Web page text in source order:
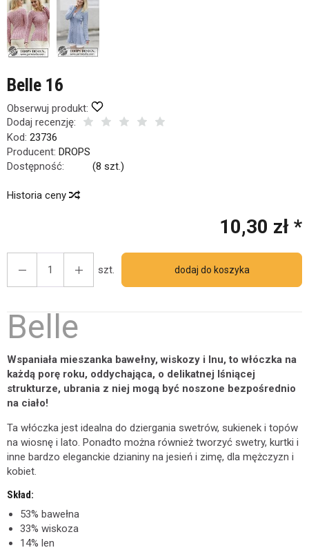
Belle 16
Obserwuj produkt:
Dodaj recenzję:
Kod: 23736
Producent: DROPS
Dostępność:
(8 szt.)
Historia ceny
10,30 zł *
szt. dodaj do koszyka
Belle
Wspaniała mieszanka bawełny, wiskozy i lnu, to włóczka na
każdą porę roku, oddychająca, o delikatnej lśniącej
strukturze, ubrania z niej mogą być noszone bezpośrednio
na ciało!
Ta włóczka jest idealna do dziergania swetrów, sukienek i topów
na wiosnę i lato. Ponadto można również tworzyć swetry, kurtki i
inne bardzo eleganckie dzianiny na jesień i zimę, dla mężczyzn i
kobiet.
Skład:
53% bawełna
33% wiskoza
14% len
30 dniach produktem interesuje się